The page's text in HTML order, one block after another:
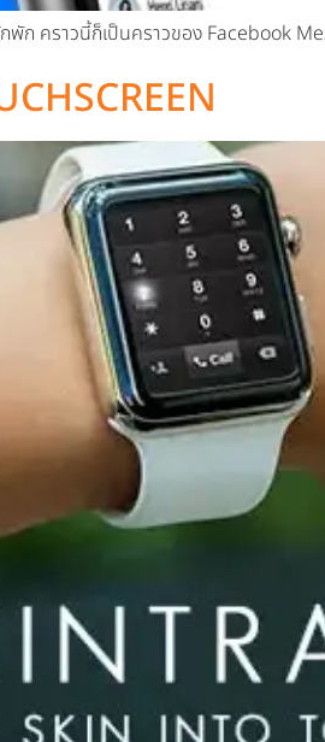
ก คราวนี้ก็เป็นคราวของ Facebook